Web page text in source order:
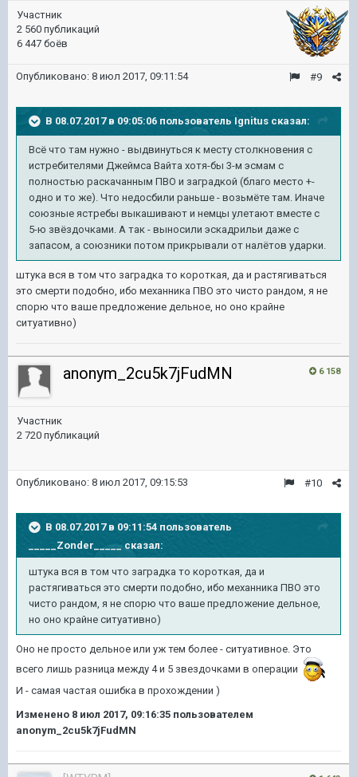
Участник
2 560 публикаций
6 447 боёв
#9
Опубликовано: 8 июл 2017, 09:11:54
В 08.07.2017 в 09:05:06 пользователь Ignitus сказал:
Всё что там нужно - выдвинуться к месту столкновения с
истребителями Джеймса Вайта хотя-бы 3-м эсмам с
полностью раскачанным ПВО и заградкой (благо место +-
одно и то же). Что недосбили раньше - возьмёте там. Иначе
союзные ястребы выкашивают и немцы улетают вместе с
5-ю звёздочками. А так - выносили эскадрильи даже с
запасом, а союзники потом прикрывали от налётов ударки.
штука вся в том что заградка то короткая, да и растягиваться
это смерти подобно, ибо механника ПВО это чисто рандом, я не
спорю что ваше предложение дельное, но оно крайне
ситуативно)
6 158
anonym_2cu5k7jFudMN
Участник
2 720 публикаций
#10
Опубликовано: 8 июл 2017, 09:15:53
В 08.07.2017 в 09:11:54 пользователь
_____Zonder_____ сказал:
штука вся в том что заградка то короткая, да и
растягиваться это смерти подобно, ибо механника ПВО это
чисто рандом, я не спорю что ваше предложение дельное,
но оно крайне ситуативно)
Оно не просто дельное или уж тем более - ситуативное. Это
всего лишь разница между 4 и 5 звездочками в операции
И - самая частая ошибка в прохождении )
Изменено 8 июл 2017, 09:16:35 пользователем
anonym_2cu5k7jFudMN